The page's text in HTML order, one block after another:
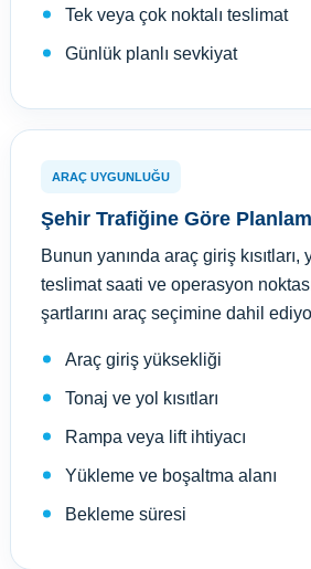
Tek veya çok noktalı teslimat
Günlük planlı sevkiyat
ARAÇ UYGUNLUĞU
Şehir Trafiğine Göre
Bunun yanında araç giriş kısıtları,
teslimat saati ve operasyon
şartlarını araç seçimine dahil
Araç giriş yüksekliği
Tonaj ve yol kısıtları
Rampa veya lift ihtiyacı
Yükleme ve boşaltma alanı
Bekleme süresi